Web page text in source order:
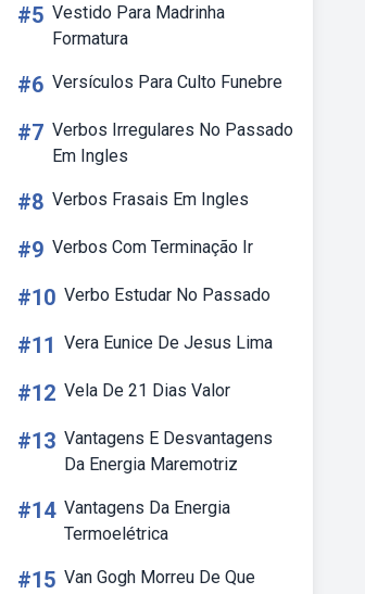
#5 Vestido Para Madrinha
Formatura
#6 Versículos Para Culto Funebre
#7 Verbos Irregulares No Passado
Em Ingles
#8 Verbos Frasais Em Ingles
#9 Verbos Com Terminação Ir
#10 Verbo Estudar No Passado
#11 Vera Eunice De Jesus Lima
#12 Vela De 21 Dias Valor
#13 Vantagens E Desvantagens
Da Energia Maremotriz
#14 Vantagens Da Energia
Termoelétrica
#15 Van Gogh Morreu De Que